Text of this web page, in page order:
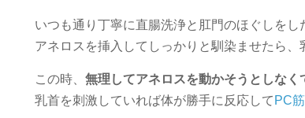
いつも通り丁寧に直腸洗浄と肛門のほぐしをし
アネロスを挿入してしっかりと馴染ませたら、
この時、無理してアネロスを動かそうとしなく
乳首を刺激していれば体が勝手に反応して PC